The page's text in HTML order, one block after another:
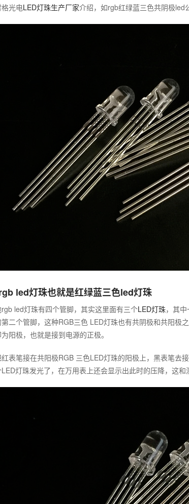
光电LED灯珠生产厂家介绍，如rgb红绿蓝三色共阴极led
led灯珠也就是红绿蓝三色led灯珠
led灯珠有四个管脚，其实这里面有三个LED灯珠，其中
二个管脚，这种RGB三色 LED灯珠也有共阴极和共阳极
阳极，也就是接到电源的正极。
表笔接在共阳极RGB 三色LED灯珠的阳极上，黑表笔去
灯珠发光了，在万用表上还会显示出此时的压降，这和